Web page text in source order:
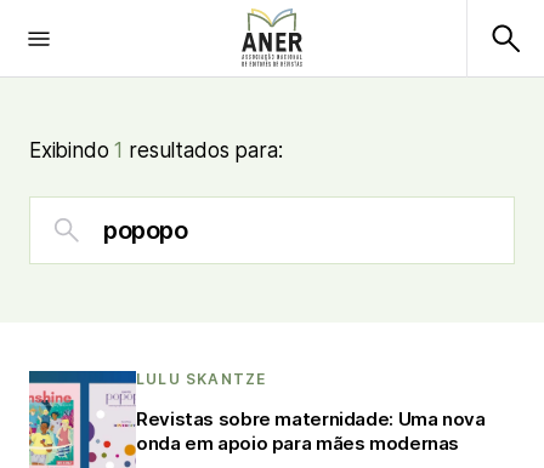
Exibindo1 resultados para:
LULU SKANTZE
Revistas sobre maternidade: Uma nova
onda em apoio para mães modernas